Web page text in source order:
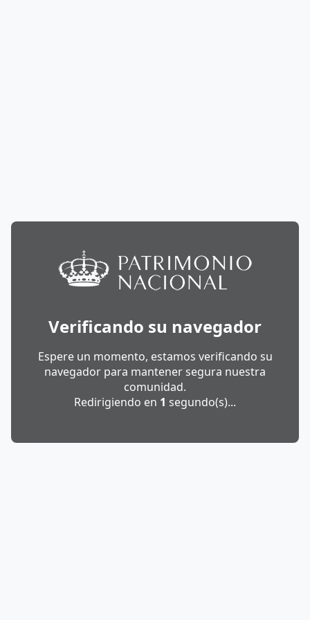
Verificando su navegador
Espere un momento, estamos verificando su
navegador para mantener segura nuestra
comunidad.
Redirigiendo en 1 segundo(s)...